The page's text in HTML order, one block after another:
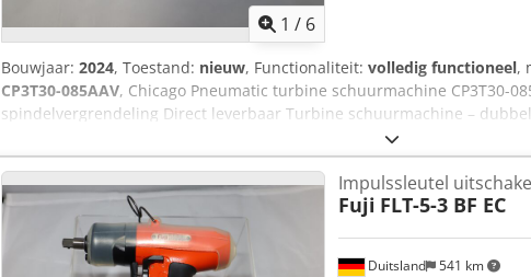
1 / 6
Bouwjaar: 2024, Toestand: nieuw, Functionaliteit: volledig functioneel,
CP3T30-085AAV, Chicago Pneumatic turbine schuurmachine CP3T30-
spindelvergrendeling Direct leverbaar Turbine schuurmachine –
Ideaal gereedschap voor het slijpen en afwerken van gietijzer, staal,
soorten en steen, bijvoorbeeld in de staal- en tankbouw,
Technische gegevens: Toerental (onbelast): 8.500 min⁻¹ Max.
belasting: 1,92 m³/min Luchtverbruik onbelast: 0,48 m³/min Gewicht:
Luchtaansluiting: binnendraad 3/8" Min. slangdiameter (bij 5m
luchtkwaliteit: droog en olievrij Chsdpoxwn R Ajfx Algja Andere
Duitsland 541 km
Impulssleutel
Fuji FLT-5-3 BF EC